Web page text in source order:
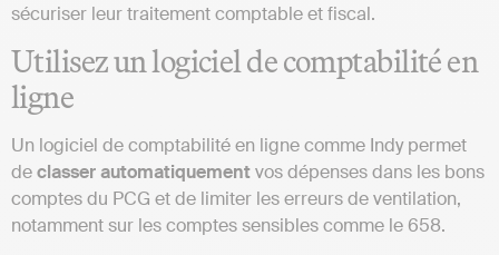
sécuriser leur traitement comptable et fiscal.
Utilisez un logiciel de comptabilité en
ligne
Un logiciel de comptabilité en ligne comme Indy permet
declasser automatiquementvos dépenses dans les bons
comptes du PCG et de limiter les erreurs de ventilation,
notamment sur les comptes sensibles comme le 658.